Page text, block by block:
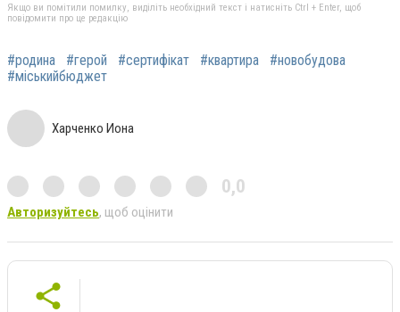
Якщо ви помітили помилку, виділіть необхідний текст і натисніть Ctrl + Enter, щоб
повідомити про це редакцію
#родина #герой #сертифікат #квартира
#новобудова
#міськийбюджет
Харченко Иона
0,0
Авторизуйтесь, щоб оцінити